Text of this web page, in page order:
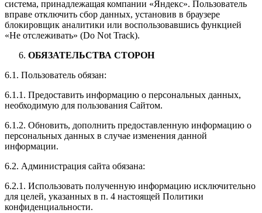
система, принадлежащая компании «Яндекс». Пользователь
вправе отключить сбор данных, установив в браузере
блокировщик аналитики или воспользовавшись функцией
«Не отслеживать» (Do Not Track).
ОБЯЗАТЕЛЬСТВА СТОРОН
6.1. Пользователь обязан:
6.1.1. Предоставить информацию о персональных данных,
необходимую для пользования Сайтом.
6.1.2. Обновить, дополнить предоставленную информацию о
персональных данных в случае изменения данной
информации.
6.2. Администрация сайта обязана:
6.2.1. Использовать полученную информацию исключительно
для целей, указанных в п. 4 настоящей Политики
конфиденциальности.